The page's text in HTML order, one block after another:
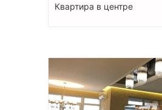
Квартира в центре